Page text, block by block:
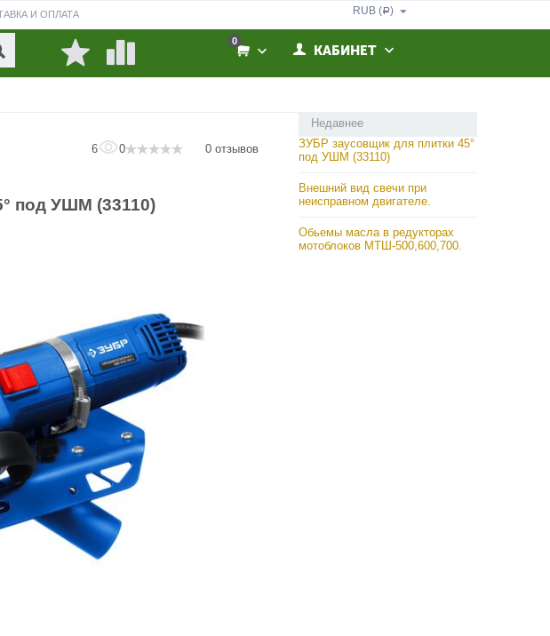
И ОПЛАТА RUB (Р)
0
КАБИНЕТ
6 0 0 отзывов
под УШМ (33110)
Недавнее
ЗУБР заусовщик для плитки 45°
под УШМ (33110)
Внешний вид свечи при
неисправном двигателе.
Обьемы масла в редукторах
мотоблоков МТШ-500,600,700.